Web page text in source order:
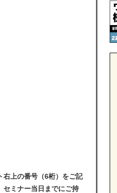
上の番号（6桁）をご記
セミナー当日までにご持